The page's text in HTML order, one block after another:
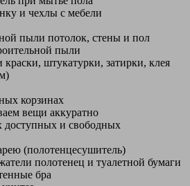
и чехлы с мебели
пыли потолок, стены и пол
пыли
штукатурки, затирки, клея
корзинах
вещи аккуратно
доступных и свободных
(полотенцесушитель)
полотенец и туалетной бумаги
бра